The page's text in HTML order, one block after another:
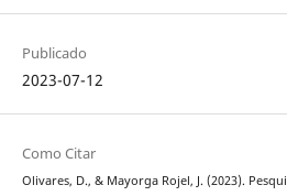
Publicado
2023-07-12
Como Citar
Olivares, D., & Mayorga Rojel, J. (2023).